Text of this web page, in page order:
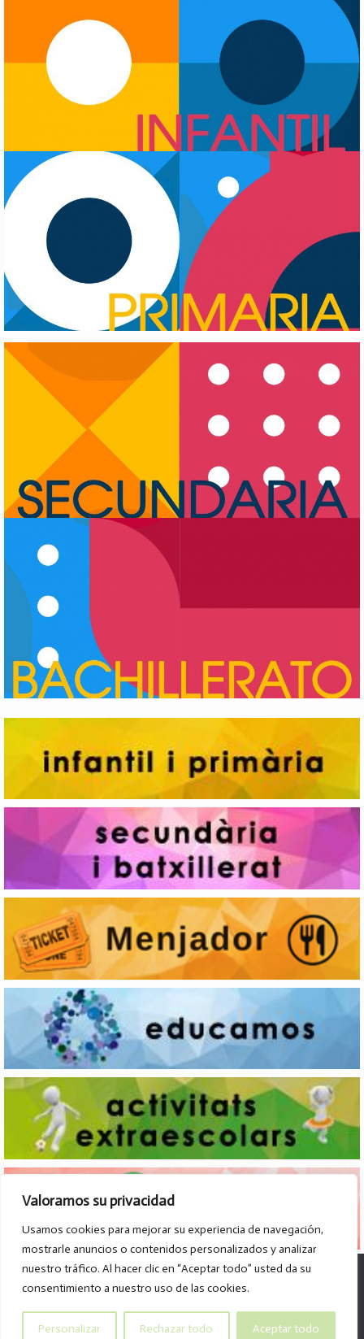
Valoramos su privacidad
Usamos cookies para mejorar su experiencia de navegación,
mostrarle anuncios o contenidos personalizados y analizar
nuestro tráfico. Al hacer clic en “Aceptar todo” usted da su
consentimiento a nuestro uso de las cookies.
Personalizar Rechazar todo Aceptar todo
© Col·legi Parroquial D. José Lluch - 2026
Tel. 96.185.59.85
info@col-legiparroquialdonjoselluch.es